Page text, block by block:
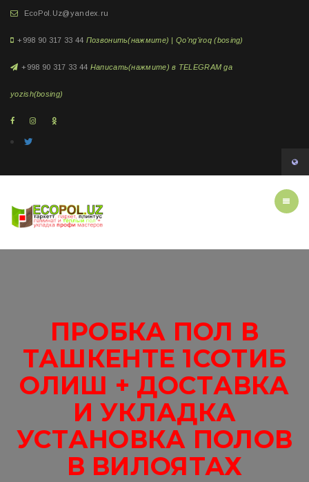
EcoPol.Uz@yandex.ru
+998 90 317 33 44 Позвонить(нажмите) | Qo'ng'iroq (bosing)
+998 90 317 33 44 Написать(нажмите) в TELEGRAM ga
yozish(bosing)
ПРОБКА ПОЛ В
ТАШКЕНТЕ 1СОТИБ
ОЛИШ + ДОСТАВКА
И УКЛАДКА
УСТАНОВКА ПОЛОВ
В ВИЛОЯТАХ